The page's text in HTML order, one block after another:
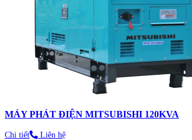
MÁY PHÁT ĐIỆN MITSUBISHI 120KVA
Chi tiết Liên hệ